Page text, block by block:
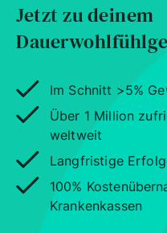
Jetzt zu deinem
Im Schnitt >5%
Über 1 Million
weltweit
Langfristige
100%
Krankenkassen